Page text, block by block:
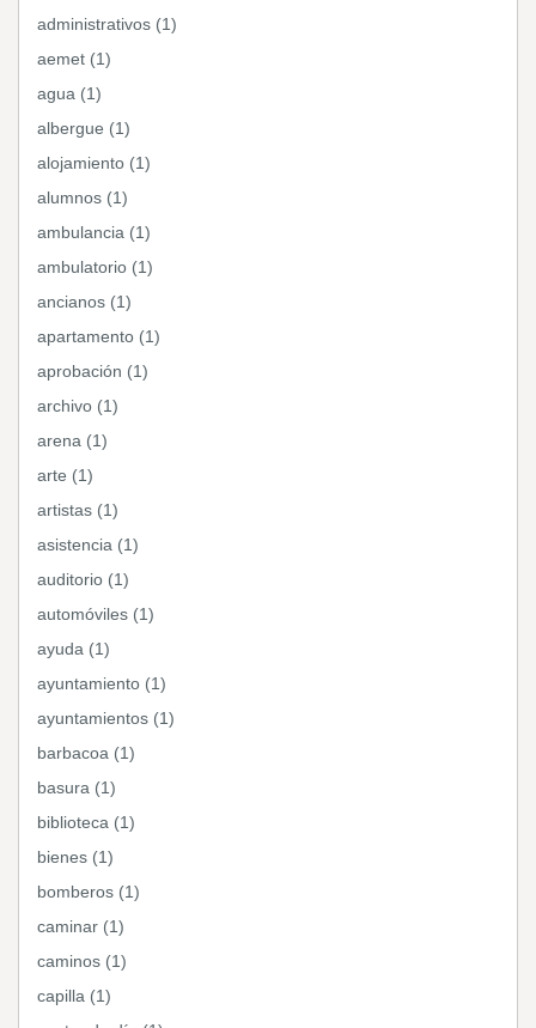
administrativos (1)
aemet (1)
agua (1)
albergue (1)
alojamiento (1)
alumnos (1)
ambulancia (1)
ambulatorio (1)
ancianos (1)
apartamento (1)
aprobación (1)
archivo (1)
arena (1)
arte (1)
artistas (1)
asistencia (1)
auditorio (1)
automóviles (1)
ayuda (1)
ayuntamiento (1)
ayuntamientos (1)
barbacoa (1)
basura (1)
biblioteca (1)
bienes (1)
bomberos (1)
caminar (1)
caminos (1)
capilla (1)